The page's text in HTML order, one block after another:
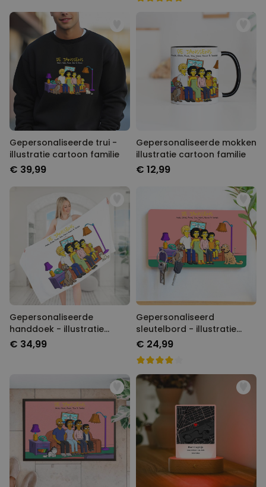
Gepersonaliseerde trui -
illustratie cartoon familie
€ 39,99
Gepersonaliseerde mokken
illustratie cartoon familie
€ 12,99
Gepersonaliseerde
handdoek - illustratie
cartoon familie
€ 34,99
Gepersonaliseerd
sleutelbord - illustratie
cartoon familie
€ 24,99